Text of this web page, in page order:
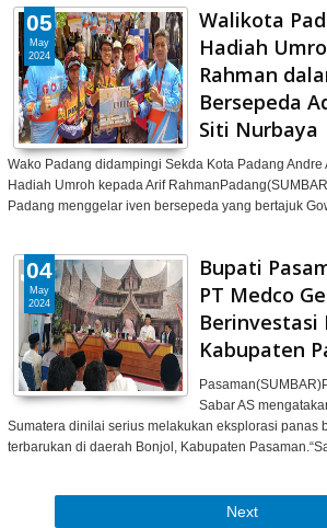
Walikota
Hadiah
Rahman
Bersepeda
Siti Nurbaya
Wako Padang didampingi Sekda Kota Padang Andre
Hadiah Umroh kepada Arif
Padang menggelar iven bersepeda yang bertajuk
05
May
2024
Bupati
PT Medco
Berinvestasi
Kabupaten
Sabar AS
Sumatera dinilai serius melakukan eksplorasi panas
terbarukan di daerah Bonjol, Kabupaten
04
May
2024
Next